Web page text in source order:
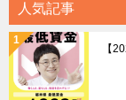
人気記事
【